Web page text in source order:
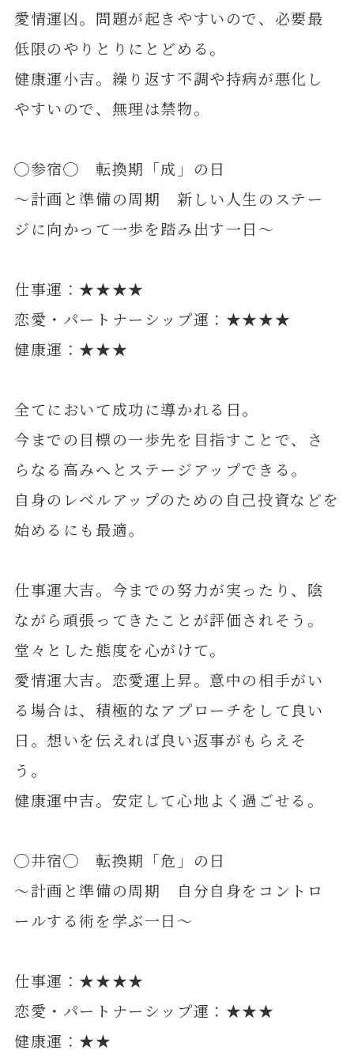
愛情運凶。問題が起きやすいので、必要最
低限のやりとりにとどめる。
健康運小吉。繰り返す不調や持病が悪化し
やすいので、無理は禁物。
◯参宿◯ 転換期「成」の日
～計画と準備の周期 新しい人生のステー
ジに向かって一歩を踏み出す一日～
仕事運：★★★★
恋愛・パートナーシップ運：★★★★
健康運：★★★
全てにおいて成功に導かれる日。
今までの目標の一歩先を目指すことで、さ
らなる高みへとステージアップできる。
自身のレベルアップのための自己投資などを
始めるにも最適。
仕事運大吉。今までの努力が実ったり、陰
ながら頑張ってきたことが評価されそう。
堂々とした態度を心がけて。
愛情運大吉。恋愛運上昇。意中の相手がい
る場合は、積極的なアプローチをして良い
日。想いを伝えれば良い返事がもらえそ
う。
健康運中吉。安定して心地よく過ごせる。
◯井宿◯ 転換期「危」の日
～計画と準備の周期 自分自身をコントロ
ールする術を学ぶ一日～
仕事運：★★★★
恋愛・パートナーシップ運：★★★
健康運：★★